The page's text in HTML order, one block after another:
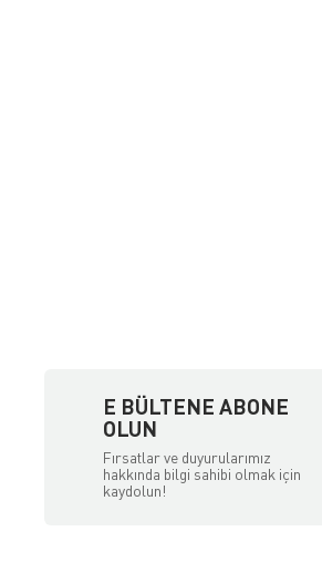
E BÜLTENE ABONE
OLUN
Fırsatlar ve duyurularımız
hakkında bilgi sahibi olmak için
kaydolun!